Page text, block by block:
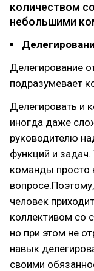
количеством
небольшими
Делегирование
подразумевает
Делегировать и
иногда даже
руководителю
функций и
команды просто
человек
коллективом со
но при этом не
навык
своими